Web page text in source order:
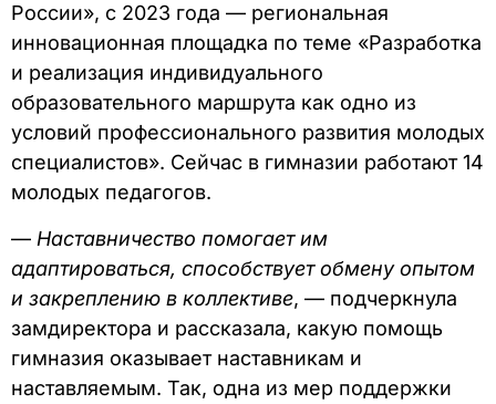
России», с 2023 года — региональная
инновационная площадка по теме «Разработка
и реализация индивидуального
образовательного маршрута как одно из
условий профессионального развития молодых
специалистов». Сейчас в гимназии работают 14
молодых педагогов.
— Наставничество помогает им
адаптироваться, способствует обмену опытом
и закреплению в коллективе, — подчеркнула
замдиректора и рассказала, какую помощь
гимназия оказывает наставникам и
наставляемым. Так, одна из мер поддержки